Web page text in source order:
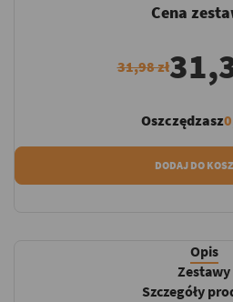
Cena
31,98 zł
Oszczędzasz
DODAJ DO
Opis
Zestawy
Szczegóły